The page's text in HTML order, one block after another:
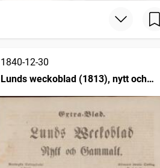
1840-12-30
Lunds weckoblad (1813), nytt och